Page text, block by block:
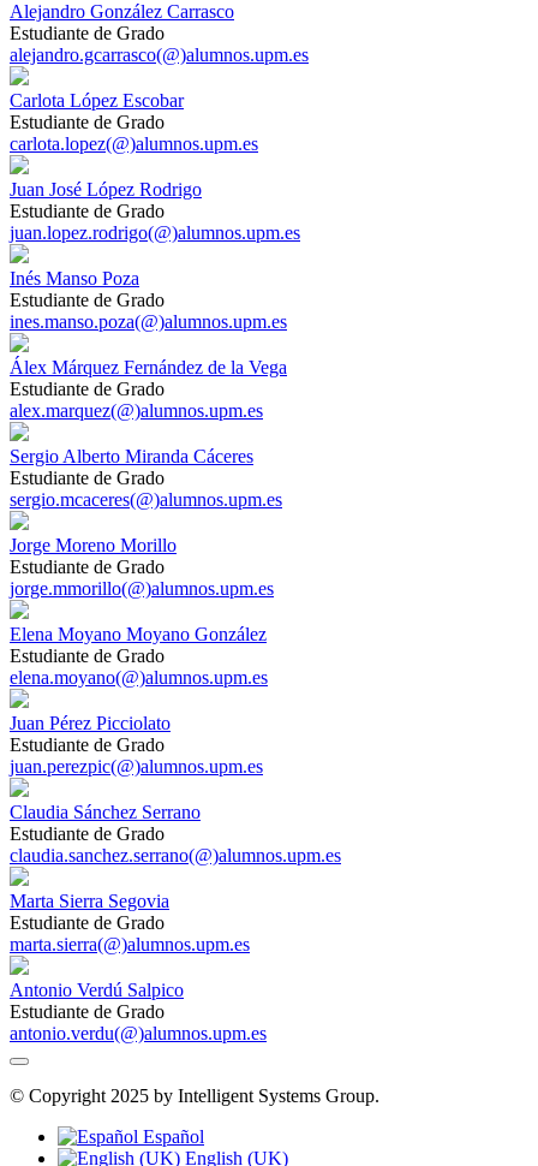
Alejandro González Carrasco
Estudiante de Grado
alejandro.gcarrasco(@)alumnos.upm.es
Carlota López Escobar
Estudiante de Grado
carlota.lopez(@)alumnos.upm.es
Juan José López Rodrigo
Estudiante de Grado
juan.lopez.rodrigo(@)alumnos.upm.es
Inés Manso Poza
Estudiante de Grado
ines.manso.poza(@)alumnos.upm.es
Álex Márquez Fernández de la Vega
Estudiante de Grado
alex.marquez(@)alumnos.upm.es
Sergio Alberto Miranda Cáceres
Estudiante de Grado
sergio.mcaceres(@)alumnos.upm.es
Jorge Moreno Morillo
Estudiante de Grado
jorge.mmorillo(@)alumnos.upm.es
Elena Moyano Moyano González
Estudiante de Grado
elena.moyano(@)alumnos.upm.es
Juan Pérez Picciolato
Estudiante de Grado
juan.perezpic(@)alumnos.upm.es
Claudia Sánchez Serrano
Estudiante de Grado
claudia.sanchez.serrano(@)alumnos.upm.es
Marta Sierra Segovia
Estudiante de Grado
marta.sierra(@)alumnos.upm.es
Antonio Verdú Salpico
Estudiante de Grado
antonio.verdu(@)alumnos.upm.es
© Copyright 2025 by Intelligent Systems Group.
Español
English (UK)